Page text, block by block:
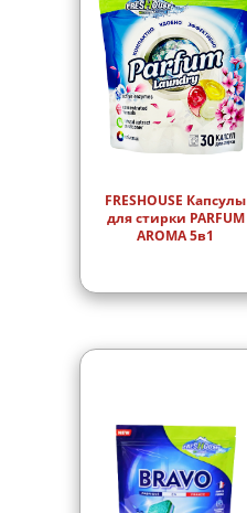
FRESHOUSE Капсулы
для стирки PARFUM
AROMA 5в1